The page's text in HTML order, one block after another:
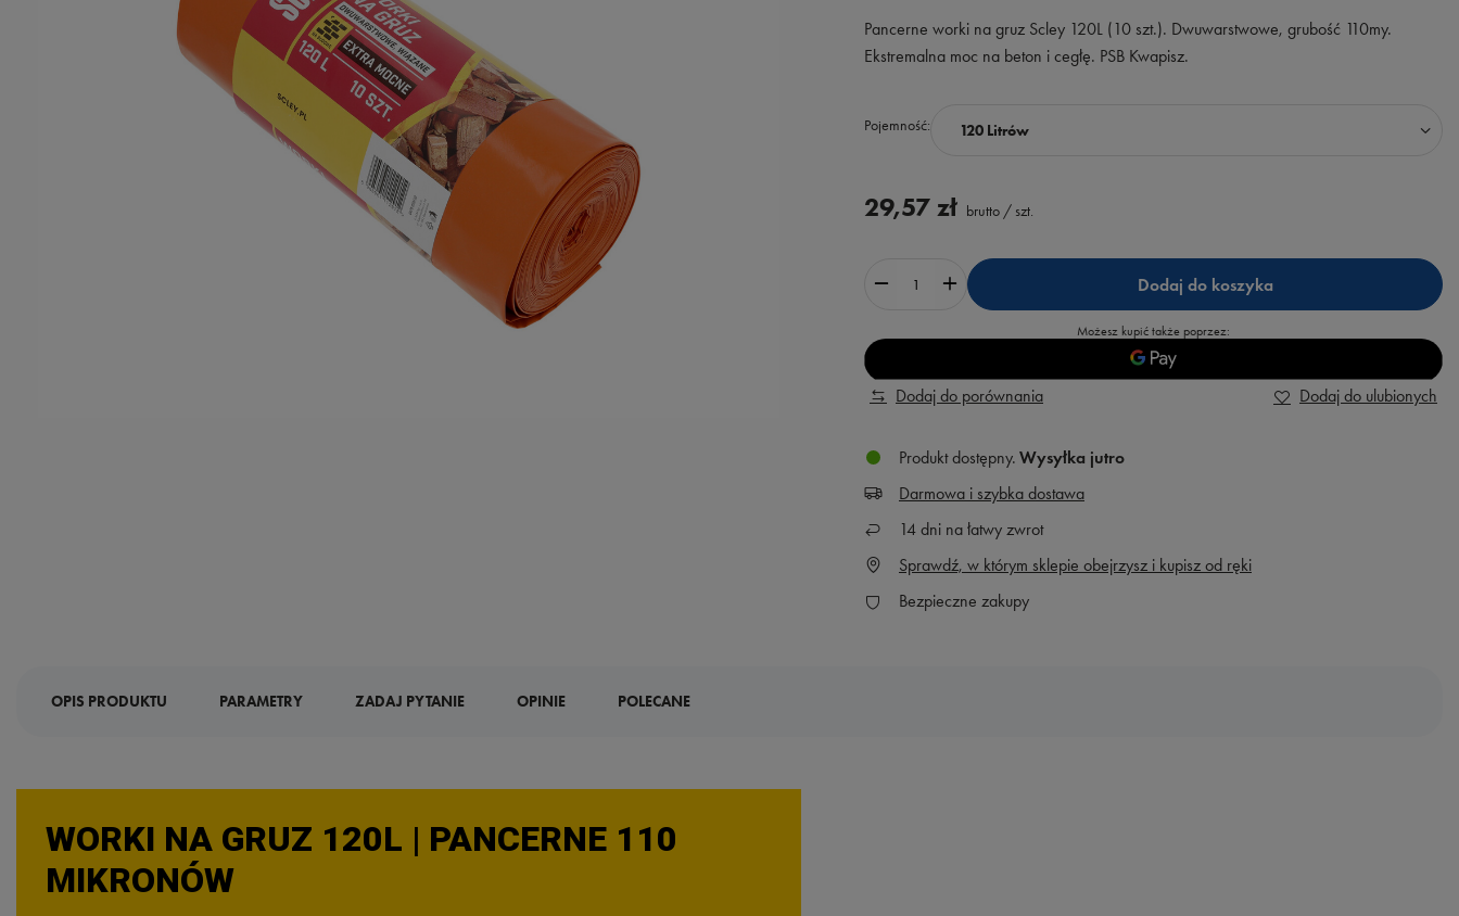
Pancerne worki na gruz Scley 120L (10 szt.). Dwuwarstwowe, grubość 110my.
Ekstremalna moc na beton i cegłę. PSB Kwapisz.
Pojemność 120 Litrów
29,57 zł brutto / szt.
Dodaj do koszyka
Możesz kupić także poprzez:
Dodaj do porównania Dodaj do ulubionych
Produkt dostępny Wysyłka jutro
Darmowa i szybka dostawa
14 dni na łatwy zwrot
Sprawdź, w którym sklepie obejrzysz i kupisz od ręki
Bezpieczne zakupy
OPIS PRODUKTU PARAMETRY ZADAJ PYTANIE OPINIE POLECANE
WORKI NA GRUZ 120L | PANCERNE 110
MIKRONÓW